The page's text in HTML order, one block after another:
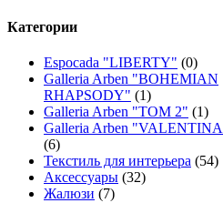
Категории
Espocada "LIBERTY" (0)
Galleria Arben "BOHEMIAN
RHAPSODY" (1)
Galleria Arben "TOM 2" (1)
Galleria Arben
(6)
Текстиль для интерьера (54)
Аксессуары (32)
Жалюзи (7)